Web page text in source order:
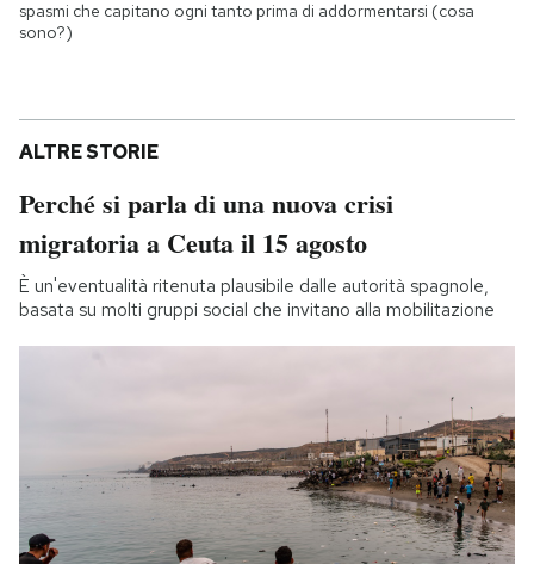
spasmi che capitano ogni tanto prima di addormentarsi (cosa
sono?)
ALTRE STORIE
Perché si parla di una nuova crisi
migratoria a Ceuta il 15 agosto
È un'eventualità ritenuta plausibile dalle autorità spagnole,
basata su molti gruppi social che invitano alla mobilitazione